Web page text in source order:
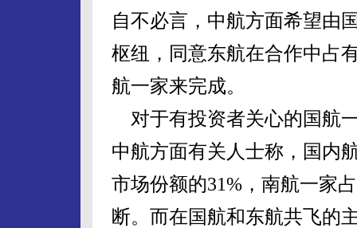
自不必言，中航方面希望由
枢纽，同意东航在合作中占
航一家来完成。
对于有投资者关心的国航
中航方面有关人士称，国内
市场份额的31%，南航一家
断。而在国航和东航共飞的